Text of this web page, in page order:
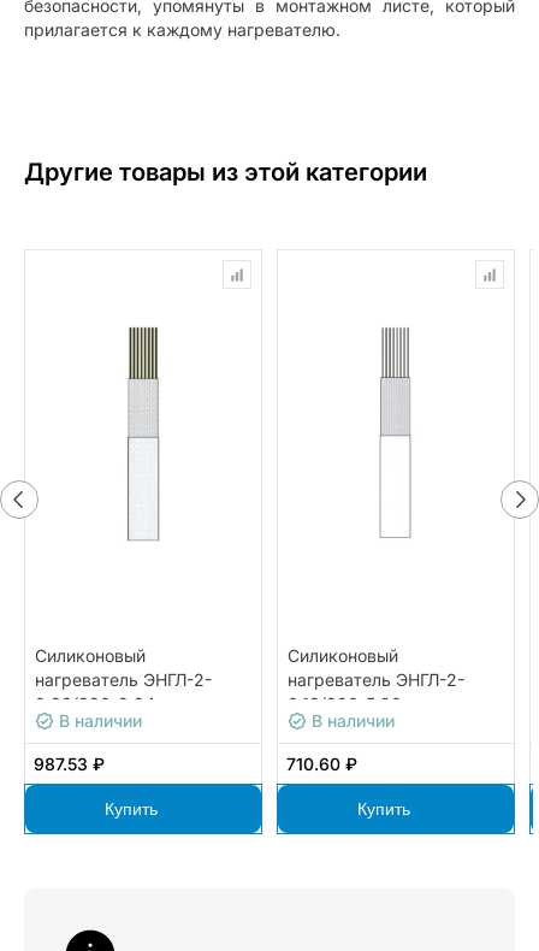
безопасности, упомянуты в монтажном листе, который
прилагается к каждому нагревателю.
Другие товары из этой категории
Силиконовый
нагреватель ЭНГЛ-2-
0,33/220-8,24
В наличии
987.53 ₽
Купить
Силиконовый
нагреватель ЭНГЛ-2-
0,12/220-5,90
В наличии
710.60 ₽
Купить